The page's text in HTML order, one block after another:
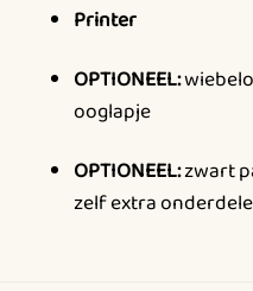
Printer
OPTIONEEL:
ooglapje
OPTIONEEL:zwart
zelf extra